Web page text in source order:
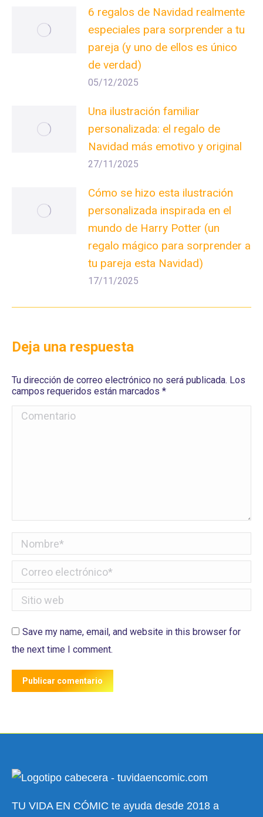
6 regalos de Navidad realmente
especiales para sorprender a tu
pareja (y uno de ellos es único
de verdad)
05/12/2025
Una ilustración familiar
personalizada: el regalo de
Navidad más emotivo y original
27/11/2025
Cómo se hizo esta ilustración
personalizada inspirada en el
mundo de Harry Potter (un
regalo mágico para sorprender a
tu pareja esta Navidad)
17/11/2025
Deja una respuesta
Tu dirección de correo electrónico no será publicada. Los
campos requeridos están marcados *
Comentario
Nombre *
Correo electrónico *
Sitio web
Save my name, email, and website in this browser for
the next time I comment.
Publicar comentario
TU VIDA EN CÓMIC te ayuda desde 2018 a